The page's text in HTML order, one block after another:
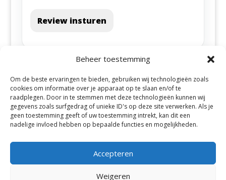
Beheer toestemming
Om de beste ervaringen te bieden, gebruiken wij technologieën zoals
cookies om informatie over je apparaat op te slaan en/of te
raadplegen. Door in te stemmen met deze technologieën kunnen wij
gegevens zoals surfgedrag of unieke ID's op deze site verwerken. Als je
geen toestemming geeft of uw toestemming intrekt, kan dit een
nadelige invloed hebben op bepaalde functies en mogelijkheden.
Accepteren
Weigeren
Review insturen
Alle steden